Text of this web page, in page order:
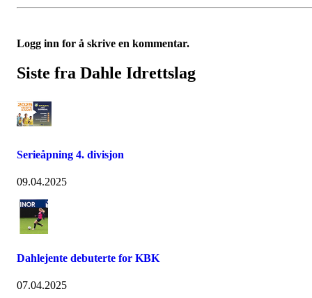
Logg inn for å skrive en kommentar.
Siste fra Dahle Idrettslag
Serieåpning 4. divisjon
09.04.2025
Dahlejente debuterte for KBK
07.04.2025